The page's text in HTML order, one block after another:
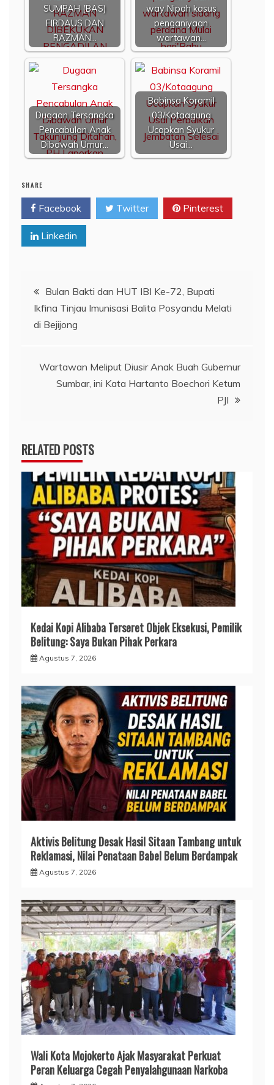
SUMPAH (BAS)
FIRDAUS DAN
RAZMAN…
way Nipah kasus
penganiyaan
wartawan…
Dugaan Tersangka
Pencabulan Anak
Dibawah Umur…
Babinsa Koramil
03/Kotaagung
Ucapkan Syukur
Usai…
SHARE
Facebook Twitter Pinterest
Linkedin
Navigasi
pos
Bulan Bakti dan HUT IBI Ke-72, Bupati
Ikfina Tinjau Imunisasi Balita Posyandu Melati
di Bejijong
Wartawan Meliput Diusir Anak Buah Gubernur
Sumbar, ini Kata Hartanto Boechori Ketum
PJI
RELATED POSTS
Kedai Kopi Alibaba Terseret Objek Eksekusi, Pemilik
Belitung: Saya Bukan Pihak Perkara
Agustus 7, 2026
Aktivis Belitung Desak Hasil Sitaan Tambang untuk
Reklamasi, Nilai Penataan Babel Belum Berdampak
Agustus 7, 2026
Wali Kota Mojokerto Ajak Masyarakat Perkuat
Peran Keluarga Cegah Penyalahgunaan Narkoba